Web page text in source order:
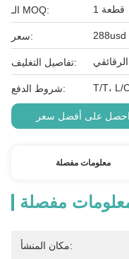
الـ MOQ: 1 قطعة
سعر: 288usd
تفاصيل التغليف:
شروط الدفع:
احصل على أفضل سعر
معلومات مفصلة
مفصلة
مكان المنشأ: